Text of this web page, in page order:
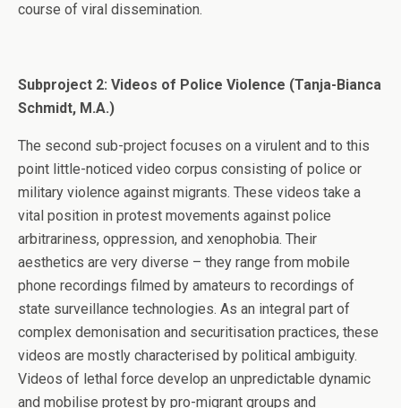
course of viral dissemination.
Subproject 2: Videos of Police Violence (Tanja-Bianca
Schmidt, M.A.)
The second sub-project focuses on a virulent and to this
point little-noticed video corpus consisting of police or
military violence against migrants. These videos take a
vital position in protest movements against police
arbitrariness, oppression, and xenophobia. Their
aesthetics are very diverse – they range from mobile
phone recordings filmed by amateurs to recordings of
state surveillance technologies. As an integral part of
complex demonisation and securitisation practices, these
videos are mostly characterised by political ambiguity.
Videos of lethal force develop an unpredictable dynamic
and mobilise protest by pro-migrant groups and